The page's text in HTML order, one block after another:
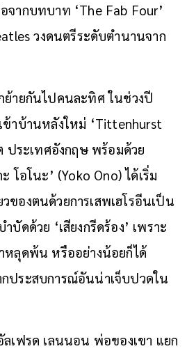
จากบทบาท ‘The Fab Four’
วงดนตรีระดับตำนานจาก
ย้ายกันไปคนละทิศ ในช่วงปี
ข้าบ้านหลังใหม่ ‘Tittenhurst
ประเทศอังกฤษ พร้อมด้วย
โอโนะ’ (Yoko Ono) ได้เริ่ม
ของตนด้วยการเสพเฮโรอีนเป็น
บัดด้วย ‘เสียงกรีดร้อง’ เพราะ
หลุดพ้น หรืออย่างน้อยก็ได้
ประสบการณ์อันน่าเจ็บปวดใน
เฟรด เลนนอน พ่อของเขา แยก